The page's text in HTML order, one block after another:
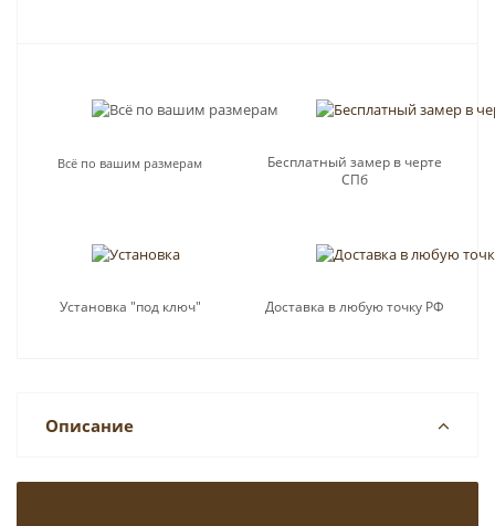
Всё по вашим размерам
Бесплатный замер в черте
СПб
Установка "под ключ" Доставка в любую точку РФ
Описание